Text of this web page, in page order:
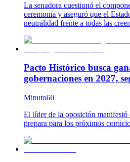
La senadora cuestionó el
ceremonia y aseguró que el
neutralidad frente a todas las
Pacto Histórico busca
gobernaciones en 2027,
Minuto60
El líder de la oposición
prepara para los próximos